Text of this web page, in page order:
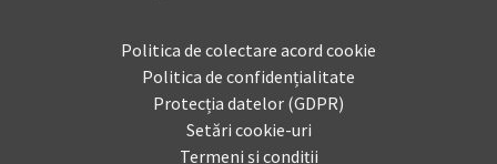
Politica de colectare acord cookie
Politica de confidențialitate
Protecția datelor (GDPR)
Setări cookie-uri
Termeni și condiții